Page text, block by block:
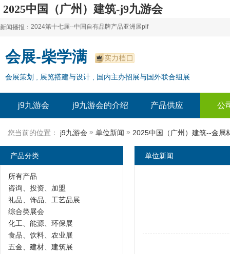
2025中国（广州）建筑-j9九游会
新闻播报：
2024上海自有品牌展--百货展|食品展 零售展|oem展
2024全球自有--品牌产品亚洲展（plf）
2024上海自有品牌展--2024上海oem 贴牌代加工展
2024第十七届--中国自有品牌产品亚洲展plf
2024全球自有--品牌产品亚洲展（plf）
2024年上海--第17届自有品牌展
会展-柴学满
会展策划 , 展览搭建与设计 , 国内主办招展与国外联合组展
j9九游会 j9九游会的介绍 产品供应 公
您当前的位置： j9九游会 » 单位新闻 » 2025中国（广州）建筑--金属
单位新闻
产品分类
所有产品
咨询、投资、加盟
礼品、饰品、工艺品展
综合类展会
化工、能源、环保展
食品、饮料、农业展
五金、建材、建筑展